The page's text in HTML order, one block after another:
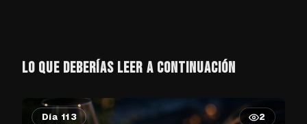
LO QUE DEBERÍAS LEER A CONTINUACIÓN
Día 113 2